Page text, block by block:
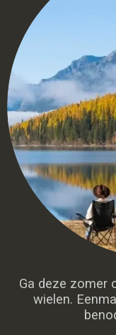
Ga deze zomer
wielen.